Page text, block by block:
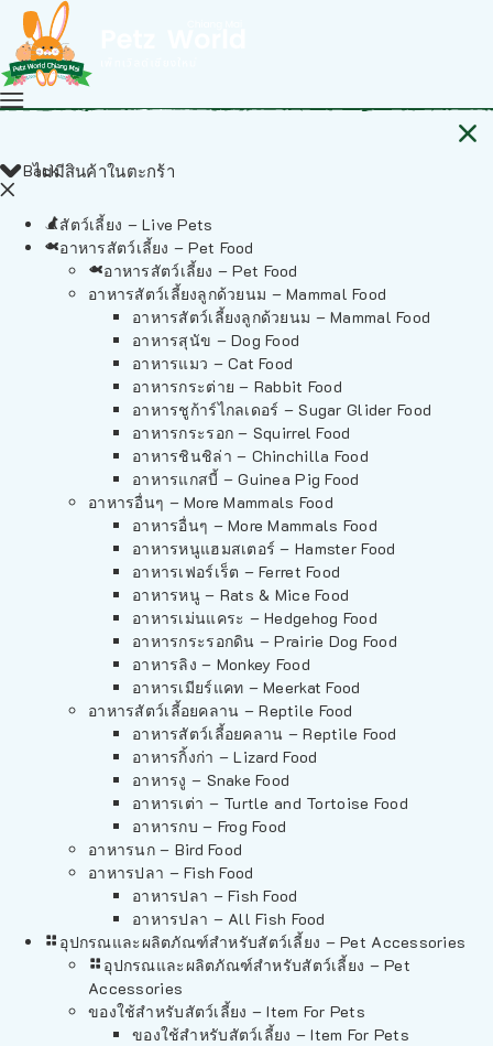
ไม่มีสินค้าในตะกร้า
Back
สัตว์เลี้ยง – Live Pets
อาหารสัตว์เลี้ยง – Pet Food
อาหารสัตว์เลี้ยง – Pet Food
อาหารสัตว์เลี้ยงลูกด้วยนม – Mammal Food
อาหารสัตว์เลี้ยงลูกด้วยนม – Mammal Food
อาหารสุนัข – Dog Food
อาหารแมว – Cat Food
อาหารกระต่าย – Rabbit Food
อาหารชูก้าร์ไกลเดอร์ – Sugar Glider Food
อาหารกระรอก – Squirrel Food
อาหารชินชิล่า – Chinchilla Food
อาหารแกสบี้ – Guinea Pig Food
อาหารอื่นๆ – More Mammals Food
อาหารอื่นๆ – More Mammals Food
อาหารหนูแฮมสเตอร์ – Hamster Food
อาหารเฟอร์เร็ต – Ferret Food
อาหารหนู – Rats & Mice Food
อาหารเม่นแคระ – Hedgehog Food
อาหารกระรอกดิน – Prairie Dog Food
อาหารลิง – Monkey Food
อาหารเมียร์แคท – Meerkat Food
อาหารสัตว์เลี้อยคลาน – Reptile Food
อาหารสัตว์เลี้อยคลาน – Reptile Food
อาหารกิ้งก่า – Lizard Food
อาหารงู – Snake Food
อาหารเต่า – Turtle and Tortoise Food
อาหารกบ – Frog Food
อาหารนก – Bird Food
อาหารปลา – Fish Food
อาหารปลา – Fish Food
อาหารปลา – All Fish Food
อุปกรณและผลิตภัณฑ์สำหรับสัตว์เลี้ยง – Pet Accessories
อุปกรณและผลิตภัณฑ์สำหรับสัตว์เลี้ยง – Pet
Accessories
ของใช้สำหรับสัตว์เลี้ยง – Item For Pets
ของใช้สำหรับสัตว์เลี้ยง – Item For Pets